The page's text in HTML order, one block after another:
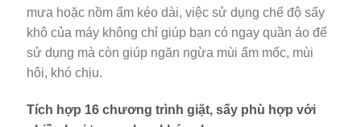
mưa hoặc nồm ẩm kéo dài, việc sử dụng chế độ sấy
khô của máy không chỉ giúp bạn có ngay quần áo để
sử dụng mà còn giúp ngăn ngừa mùi ẩm mốc, mùi
hôi, khó chịu.
Tích hợp 16 chương trình giặt, sấy phù hợp với